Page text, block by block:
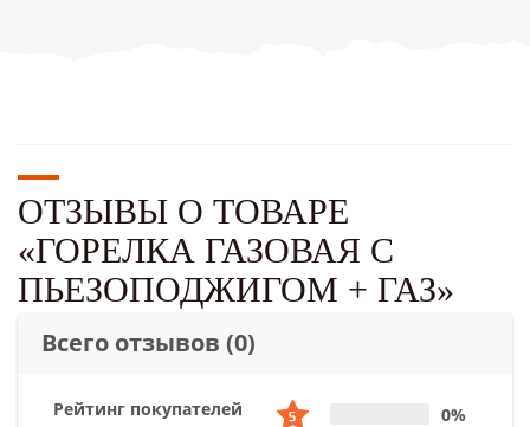
ОТЗЫВЫ О ТОВАРЕ
«ГОРЕЛКА ГАЗОВАЯ С
ПЬЕЗОПОДЖИГОМ + ГАЗ»
Всего отзывов (0)
Рейтинг покупателей
0%